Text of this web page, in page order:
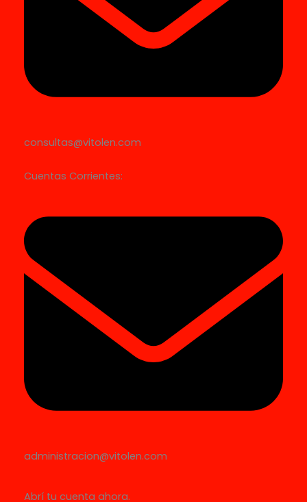
consultas@vitolen.com
Cuentas Corrientes:
administracion@vitolen.com
Abrí tu cuenta ahora.